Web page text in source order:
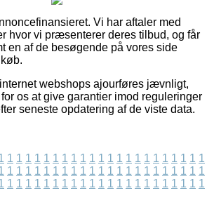
Vi har aftaler med
hvor vi præsenterer deres tilbud, og får
en af de besøgende på vores side
webshops ajourføres jævnligt,
os at give garantier imod reguleringer
seneste opdatering af de viste data.
1 1 1 1 1 1 1 1 1 1 1 1 1 1 1 1 1 1 1 1 1 1
1 1 1 1 1 1 1 1 1 1 1 1 1 1 1 1 1 1 1 1 1 1
1 1 1 1 1 1 1 1 1 1 1 1 1 1 1 1 1 1 1 1 1 1